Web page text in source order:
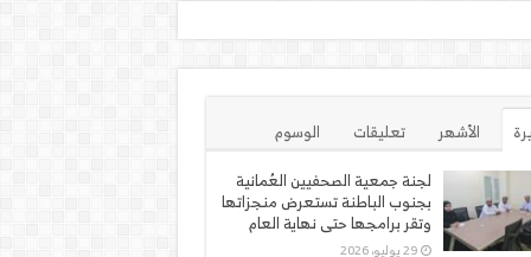
الأشهر تعليقات
الوسوم
لجنة جمعية الصحفيين العُمانية
بجنوب الباطنة تستعرض منجزاتها
وتقر برامجها حتى نهاية العام
29 يوليو، 2026